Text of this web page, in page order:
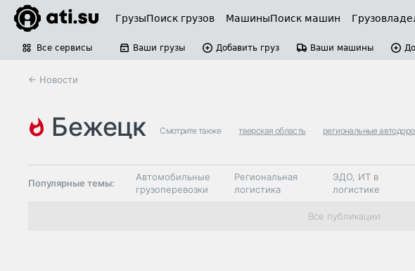
ГрузыПоиск грузов МашиныПоиск машин
Все сервисы Ваши грузы Добавить груз Ваши машины
← Новости
бежецк Смотрите также тверская область региональные
Популярные темы:
Автомобильные
грузоперевозки
Региональная
логистика
ЭДО, ИТ в
логистике
Коммерческий
транспорт
Все публикации